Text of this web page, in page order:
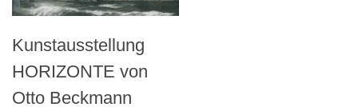
Kunstausstellung
HORIZONTE von
Otto Beckmann